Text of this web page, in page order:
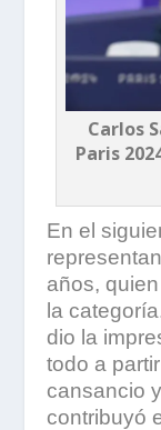
Carlos
Paris
En el
años,
la
dio la
todo a
cansancio
contribuyó